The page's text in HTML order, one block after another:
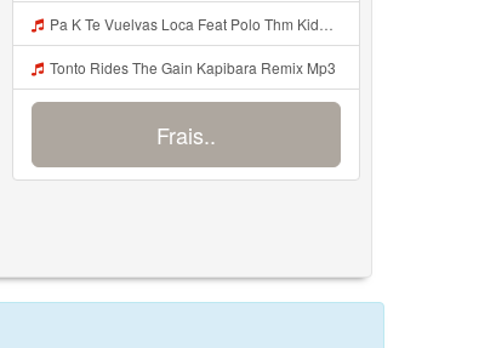
Pa K Te Vuelvas Loca Feat Polo Thm Kidd Peke Nahurpm Roy Morel Doble H Mp3
Tonto Rides The Gain Kapibara Remix Mp3
Frais..